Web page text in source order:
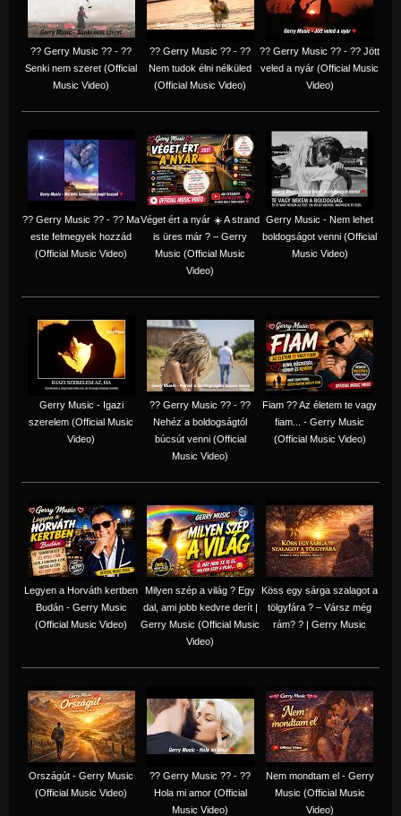
?? Gerry Music ?? - ??
Senki nem szeret (Official
Music Video)
?? Gerry Music ?? - ??
Nem tudok élni nélküled
(Official Music Video)
?? Gerry Music ?? - ?? Jött
veled a nyár (Official Music
Video)
?? Gerry Music ?? - ?? Ma
este felmegyek hozzád
(Official Music Video)
Véget ért a nyár ☀️ A strand
is üres már ? – Gerry
Music (Official Music
Video)
Gerry Music - Nem lehet
boldogságot venni (Official
Music Video)
Gerry Music - Igazi
szerelem (Official Music
Video)
?? Gerry Music ?? - ??
Nehéz a boldogságtól
búcsút venni (Official
Music Video)
Fiam ?‍? Az életem te vagy
fiam... - Gerry Music
(Official Music Video)
Legyen a Horváth kertben
Budán - Gerry Music
(Official Music Video)
Milyen szép a világ ? Egy
dal, ami jobb kedvre derít |
Gerry Music (Official Music
Video)
Köss egy sárga szalagot a
tölgyfára ?️ – Vársz még
rám? ? | Gerry Music
Országút - Gerry Music
(Official Music Video)
?? Gerry Music ?? - ??
Hola mi amor (Official
Music Video)
Nem mondtam el - Gerry
Music (Official Music
Video)